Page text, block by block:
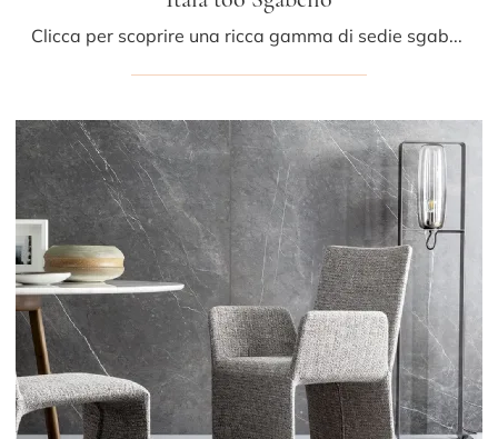
Clicca per scoprire una ricca gamma di sedie sgabelli per stanze moderne: il modello Itala too Sgabello di Bonaldo ti aspetta!